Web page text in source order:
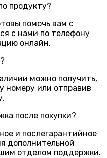
продукту?
помочь вам с
с нами по телефону
онлайн.
можно получить,
номеру или отправив
после покупки?
и послегарантийное
дополнительной
отделом поддержки.